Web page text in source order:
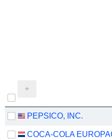
PEPSICO, INC.